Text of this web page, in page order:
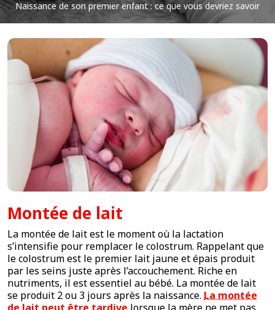
Naissance de son premier enfant : ce que vous devriez savoir
Montée de lait
La montée de lait est le moment où la lactation
s’intensifie pour remplacer le colostrum. Rappelant que
le colostrum est le premier lait jaune et épais produit
par les seins juste après l’accouchement. Riche en
nutriments, il est essentiel au bébé. La montée de lait
se produit 2 ou 3 jours après la naissance. La montée